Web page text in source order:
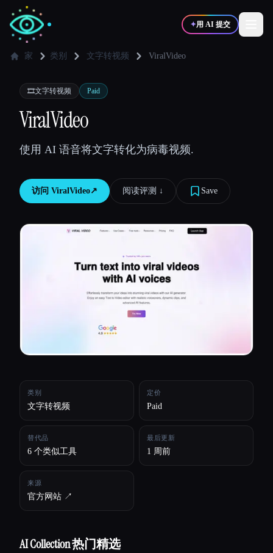
✦用 AI 提交
✍️写作者
💻
家 类别 文字转视频 ViralVideo
🎞️文字转视频 Paid
ViralVideo
使用 AI 语音将文字转化为病毒视频.
访问 ViralVideo↗︎ 阅读评测 ↓︎ Save
类别
文字转视频
定价
Paid
替代品
6 个类似工具
最后更新
1 周前
来源
官方网站 ↗︎
AI Collection 热门精选